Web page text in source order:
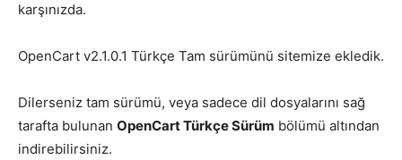
karşınızda.
OpenCart v2.1.0.1 Türkçe Tam sürümünü sitemize ekledik.
Dilerseniz tam sürümü, veya sadece dil dosyalarını sağ
tarafta bulunan OpenCart Türkçe Sürüm bölümü altından
indirebilirsiniz.